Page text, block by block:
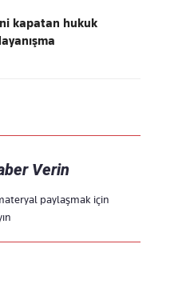
kapatan hukuk
Verin
paylaşmak için